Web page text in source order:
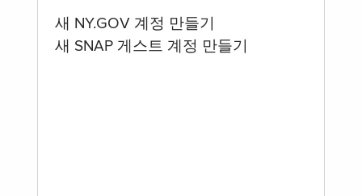
새 NY.GOV 계정 만들기
새 SNAP 게스트 계정 만들기